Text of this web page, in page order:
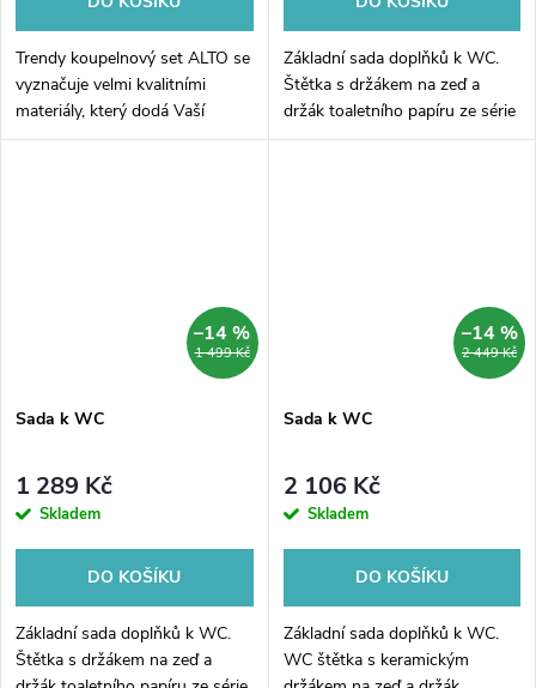
Trendy koupelnový set ALTO se
vyznačuje velmi kvalitními
materiály, který dodá Vaší
koupelně velmi svěží vzhled.
Základní sada doplňků k WC.
Štětka s držákem na zeď a
držák toaletního papíru ze série
Nimco Bormo černá.
1 499 Kč
–14 %
Sada k WC
1 289 Kč
Skladem
DO KOŠÍKU
Základní sada doplňků k WC.
Štětka s držákem na zeď a
2 449 Kč
–14 %
Sada k WC
2 106 Kč
Skladem
DO KOŠÍKU
Základní sada doplňků k WC.
WC štětka s keramickým